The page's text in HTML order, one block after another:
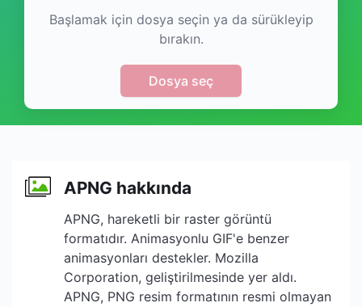
Başlamak için dosya seçin ya da sürükleyip
bırakın.
Dosya seç
APNG hakkında
APNG, hareketli bir raster görüntü
formatıdır. Animasyonlu GIF'e benzer
animasyonları destekler. Mozilla
Corporation, geliştirilmesinde yer aldı.
APNG, PNG resim formatının resmi olmayan